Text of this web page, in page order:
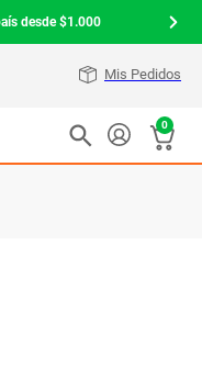
desde $1.000
Mis Pedidos
0